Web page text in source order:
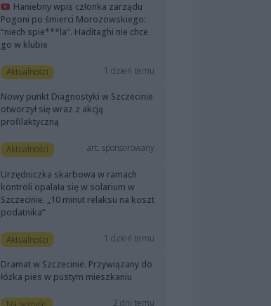
Haniebny wpis członka zarządu
Pogoni po śmierci Morozowskiego:
“niech spie***la”. Haditaghi nie chce
go w klubie
Aktualności 1 dzień temu
Nowy punkt Diagnostyki w Szczecinie
otworzył się wraz z akcją
profilaktyczną
Aktualności art. sponsorowany
Urzędniczka skarbowa w ramach
kontroli opalała się w solarium w
Szczecinie. „10 minut relaksu na koszt
podatnika”
Aktualności 1 dzień temu
Dramat w Szczecinie. Przywiązany do
łóżka pies w pustym mieszkaniu
2 dni temu